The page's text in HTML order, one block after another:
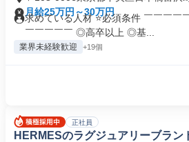
月給25万円～30万円
求めている人材 ⭐必須条件 ￣￣￣￣
￣￣￣￣￣ ◎高卒以上 ◎基...
業界未経験歓迎 +19個
正社員
HERMESのラグジュアリーブラン